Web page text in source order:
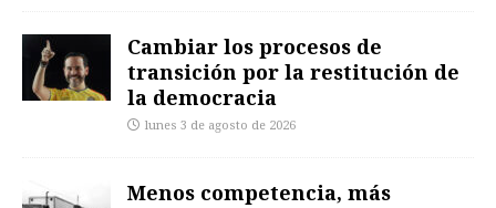
Cambiar los procesos de
transición por la restitución de
la democracia
lunes 3 de agosto de 2026
Menos competencia, más